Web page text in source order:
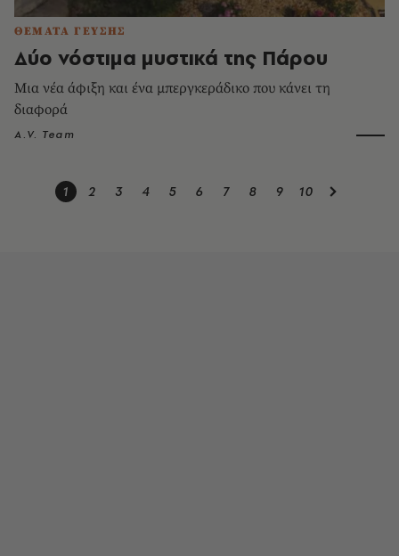
ΘΕΜΑΤΑ ΓΕΥΣΗΣ
Δύο νόστιμα μυστικά της Πάρου
Μια νέα άφιξη και ένα μπεργκεράδικο που κάνει τη
διαφορά
A.V. Team
1 2 3 4 5 6 7 8 9 10